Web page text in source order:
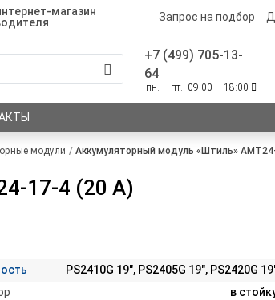
магазин
Запрос на подбор
+7 (499) 705-13-
64
пн. – пт.: 09:00 – 18:00
модули Аккумуляторный модуль «Штиль»
17-4 (20 А)
PS2410G 19", PS2405G 19", PS2420G
в